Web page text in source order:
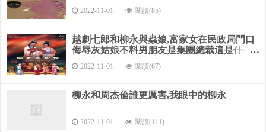
④擬把：打算。疏狂：粗疏狂放，不合時宜。 ⑤對酒當
行》。當：與“對”意同。 ⑥強：勉強。強樂：強顏歡笑。
⑦衣帶漸寬：
2022-11-01 閱讀(85)
越劇七郎和柳永與蟲娘,富家女在民政局門口
侮辱灰姑娘不料男朋友是集團總裁這是什么
電視劇
2022-11-01 閱讀(67)
柳永和周杰倫誰更厲害,我眼中的柳永
2022-11-01 閱讀(111)